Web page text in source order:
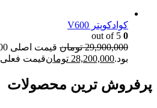
کوادکوپتر V600
0
29,900,000 تومان
بود.28,200,000 تومانقیمت فعلی 28,200,000 تومان است.
پرفروش ترین محصولات